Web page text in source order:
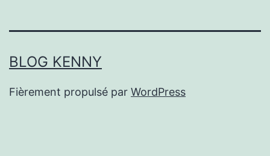
BLOG KENNY
Fièrement propulsé par WordPress